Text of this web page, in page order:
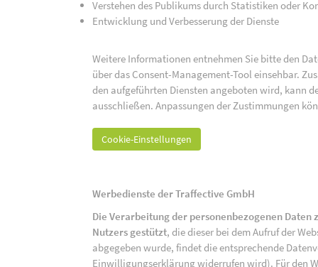
Verstehen des Publikums durch Statistiken oder
Entwicklung und Verbesserung der Dienste
Weitere Informationen entnehmen Sie bitte den
über das Consent-Management-Tool einsehbar.
den aufgeführten Diensten angeboten wird, kann
ausschließen. Anpassungen der Zustimmungen
Cookie-Einstellungen
Werbedienste der Traffective GmbH
Die Verarbeitung der personenbezogenen
Nutzers gestützt, die dieser bei dem Aufruf der
abgegeben wurde, findet die entsprechende
Einwilligungserklärung widerrufen wird). Für den